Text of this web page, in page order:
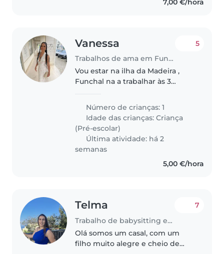
Vanessa
Trabalhos de ama em Funchal
5
Vou estar na ilha da Madeira ,
Funchal na a trabalhar às 3
terei que trazer a minha filha
porém não tenho ninguém que
conheça ou de confiança para
poder..
Número de crianças: 1
Idade das crianças:Criança
(Pré-escolar)
Última atividade: há 2
semanas
5,00 €/hora
Telma
Trabalho de babysitting em Funchal
7
Olá somos um casal, com um
filho muito alegre e cheio de